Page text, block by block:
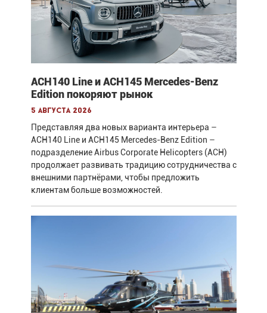
ACH140 Line и ACH145 Mercedes-Benz
Edition покоряют рынок
5 августа 2026
Представляя два новых варианта интерьера –
ACH140 Line и ACH145 Mercedes-Benz Edition –
подразделение Airbus Corporate Helicopters (ACH)
продолжает развивать традицию сотрудничества с
внешними партнёрами, чтобы предложить
клиентам больше возможностей.